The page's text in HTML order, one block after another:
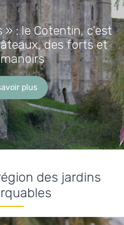
: le Cotentin, c’est
des forts et
plus
des jardins